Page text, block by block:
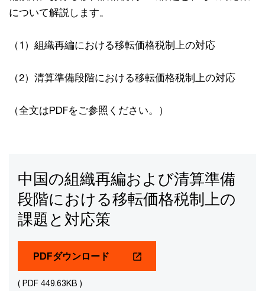
について解説します。
（1）組織再編における移転価格税制上の対応
（2）清算準備段階における移転価格税制上の対応
（全文はPDFをご参照ください。）
中国の組織再編および清算準備
段階における移転価格税制上の
課題と対応策
PDFダウンロード
( PDF 449.63KB )